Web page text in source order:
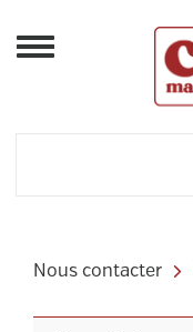
Menu
Nous contacter